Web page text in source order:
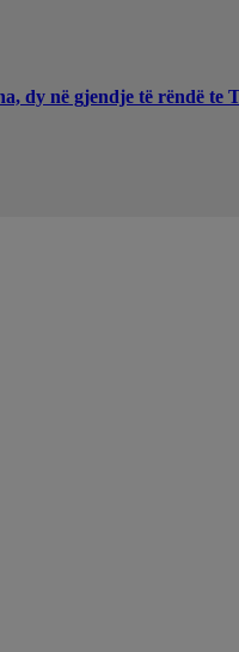
dy në gjendje të rëndë te